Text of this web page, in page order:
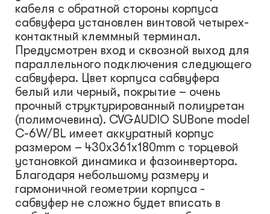
кабеля с обратной стороны корпуса
сабвуфера установлен винтовой четырех-
контактный клеммный терминал.
Предусмотрен вход и сквозной выход для
параллельного подключения следующего
сабвуфера. Цвет корпуса сабвуфера
белый или черный, покрытие – очень
прочный структурированный полиуретан
(полимочевина). CVGAUDIO SUBone model
С-6W/BL имеет аккуратный корпус
размером – 430x361x180mm с торцевой
установкой динамика и фазоинвертора.
Благодаря небольшому размеру и
гармоничной геометрии корпуса -
сабвуфер не сложно будет вписать в